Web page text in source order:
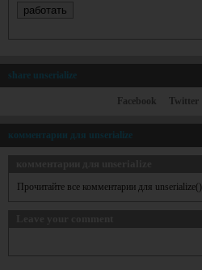
share unserialize
Facebook Twitter
комментарии для unserialize
Прочитайте все комментарии для unserialize()